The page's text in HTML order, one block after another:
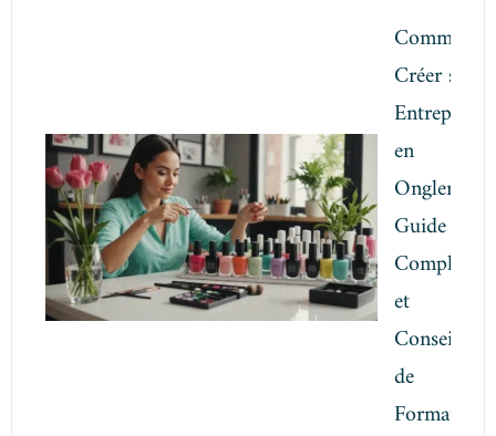
Comment
Créer son
Entreprise
en
Onglerie:
Guide
Complet
et
Conseils
de
Formation